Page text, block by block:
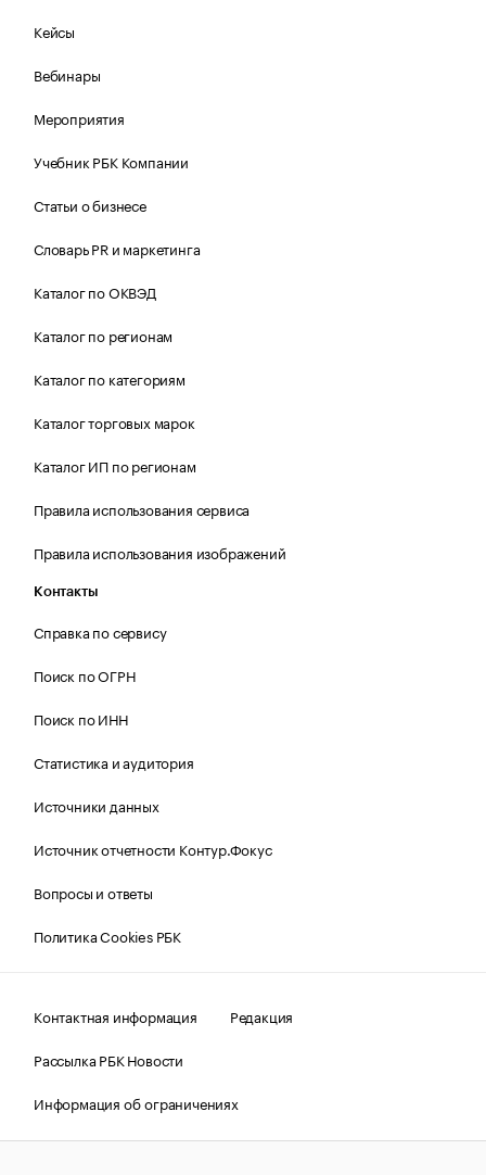
Кейсы
Вебинары
Мероприятия
Учебник РБК Компании
Статьи о бизнесе
Словарь PR и маркетинга
Каталог по ОКВЭД
Каталог по регионам
Каталог по категориям
Каталог торговых марок
Каталог ИП по регионам
Правила использования сервиса
Правила использования изображений
Контакты
Справка по сервису
Поиск по ОГРН
Поиск по ИНН
Статистика и аудитория
Источники данных
Источник отчетности Контур.Фокус
Вопросы и ответы
Политика Cookies РБК
Контактная информация
Редакция
Рассылка РБК Новости
Информация об ограничениях
Правовая информация
О соблюдении авторских прав